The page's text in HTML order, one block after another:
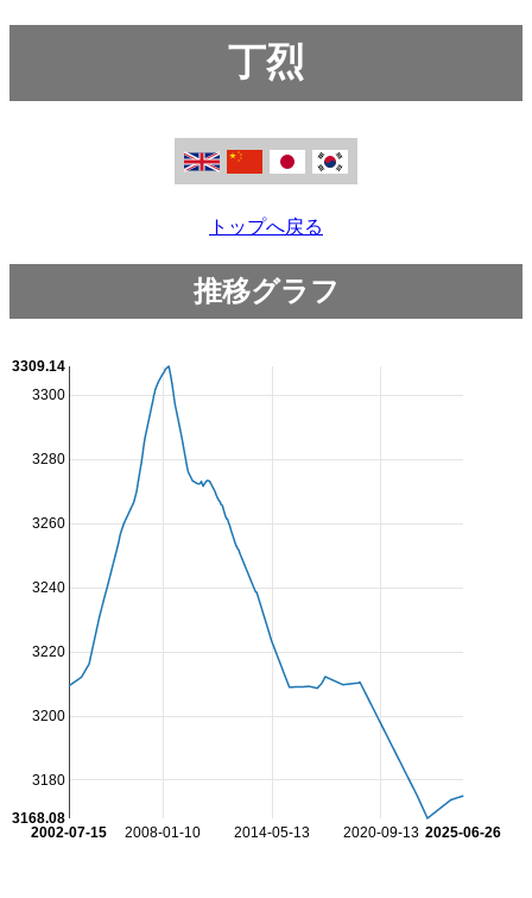
丁烈
トップへ戻る
推移グラフ
2008-01-10 2014-05-13 2020-09-13
2002-07-15 2025-06-26
3180
3200
3220
3240
3260
3280
3300
3168.08
3309.14